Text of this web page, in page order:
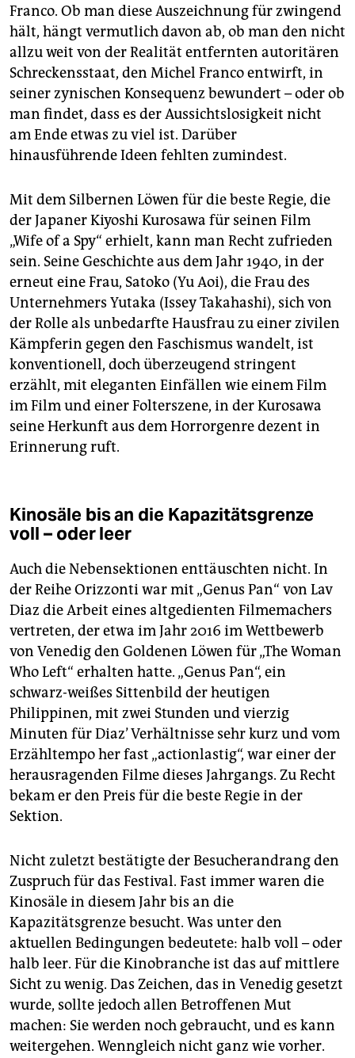
Franco. Ob man diese Auszeichnung für zwingend
hält, hängt vermutlich davon ab, ob man den nicht
allzu weit von der Realität entfernten autoritären
Schreckensstaat, den Michel Franco entwirft, in
seiner zynischen Konsequenz bewundert – oder ob
man findet, dass es der Aussichtslosigkeit nicht
am Ende etwas zu viel ist. Darüber
hinausführende Ideen fehlten zumindest.
Mit dem Silbernen Löwen für die beste Regie, die
der Japaner Kiyoshi Kurosawa für seinen Film
„Wife of a Spy“ erhielt, kann man Recht zufrieden
sein. Seine Geschichte aus dem Jahr 1940, in der
erneut eine Frau, Satoko (Yu Aoi), die Frau des
Unternehmers Yutaka (Issey Takahashi), sich von
der Rolle als unbedarfte Hausfrau zu einer zivilen
Kämpferin gegen den Faschismus wandelt, ist
konventionell, doch überzeugend stringent
erzählt, mit eleganten Einfällen wie einem Film
im Film und einer Folterszene, in der Kurosawa
seine Herkunft aus dem Horrorgenre dezent in
Erinnerung ruft.
Kinosäle bis an die Kapazitätsgrenze
voll – oder leer
Auch die Nebensektionen enttäuschten nicht. In
der Reihe Orizzonti war mit „Genus Pan“ von Lav
Diaz die Arbeit eines altgedienten Filmemachers
vertreten, der etwa im Jahr 2016 im Wettbewerb
von Venedig den Goldenen Löwen für „The Woman
Who Left“ erhalten hatte. „Genus Pan“, ein
schwarz-weißes Sittenbild der heutigen
Philippinen, mit zwei Stunden und vierzig
Minuten für Diaz’ Verhältnisse sehr kurz und vom
Erzähltempo her fast „actionlastig“, war einer der
herausragenden Filme dieses Jahrgangs. Zu Recht
bekam er den Preis für die beste Regie in der
Sektion.
Nicht zuletzt bestätigte der Besucherandrang den
Zuspruch für das Festival. Fast immer waren die
Kinosäle in diesem Jahr bis an die
Kapazitätsgrenze besucht. Was unter den
aktuellen Bedingungen bedeutete: halb voll – oder
halb leer. Für die Kinobranche ist das auf mittlere
Sicht zu wenig. Das Zeichen, das in Venedig gesetzt
wurde, sollte jedoch allen Betroffenen Mut
machen: Sie werden noch gebraucht, und es kann
weitergehen. Wenngleich nicht ganz wie vorher.